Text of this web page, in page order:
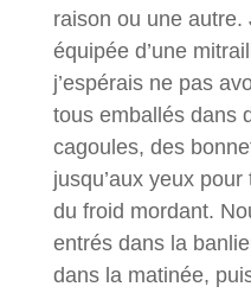
raison ou une
équipée d’une
j’espérais ne pas
tous emballés dans
cagoules, des
jusqu’aux yeux
du froid mordant.
entrés dans la
dans la matinée,